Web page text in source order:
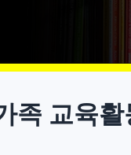
족 교육